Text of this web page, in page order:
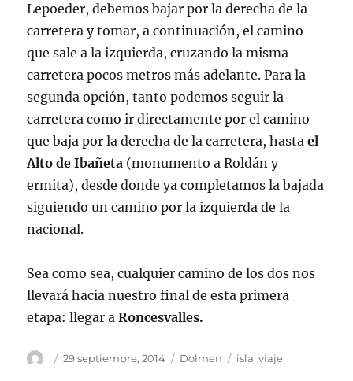
Lepoeder, debemos bajar por la derecha de la
carretera y tomar, a continuación, el camino
que sale a la izquierda, cruzando la misma
carretera pocos metros más adelante. Para la
segunda opción, tanto podemos seguir la
carretera como ir directamente por el camino
que baja por la derecha de la carretera, hastael
Alto de Ibañeta (monumento a Roldán y
ermita), desde donde ya completamos la bajada
siguiendo un camino por la izquierda de la
nacional.
Sea como sea, cualquier camino de los dos nos
llevará hacia nuestro final de esta primera
etapa: llegar aRoncesvalles.
Autor
Publicado
29 septiembre, 2014 Categorías
Dolmen Etiquetas
isla,viaje